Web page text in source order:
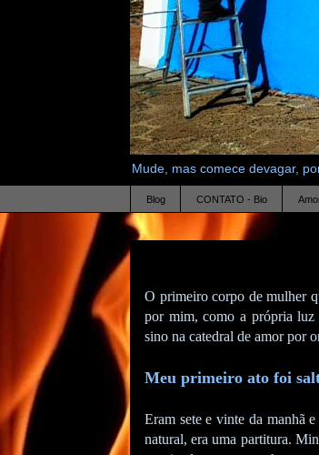
Mude, mas comece devagar,
Blog CONTATO - Bio
O primeiro corpo de mulher
por mim, como a própria
sino na catedral de amor por
Meu primeiro ato foi
Eram sete e vinte da manhã
natural, era uma partitura.